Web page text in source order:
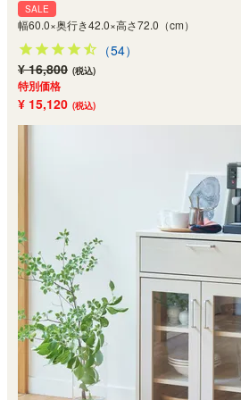
SALE
幅60.0×奥行き42.0×高さ72.0（cm）
（54）
¥ 16,800 (税込)
特別価格
¥ 15,120 (税込)